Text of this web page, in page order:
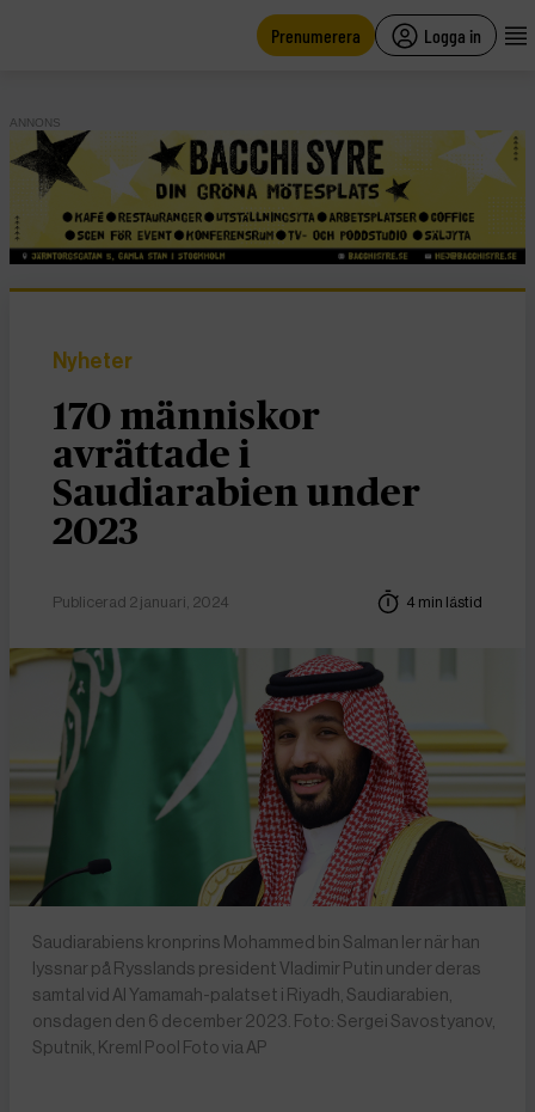
Prenumerera Logga in
ANNONS
Nyheter
170 människor
avrättade i
Saudiarabien under
2023
Publicerad 2 januari, 2024 4 min lästid
Saudiarabiens kronprins Mohammed bin Salman ler när han
lyssnar på Rysslands president Vladimir Putin under deras
samtal vid Al Yamamah-palatset i Riyadh, Saudiarabien,
onsdagen den 6 december 2023. Foto: Sergei Savostyanov,
Sputnik, Kreml Pool Foto via AP